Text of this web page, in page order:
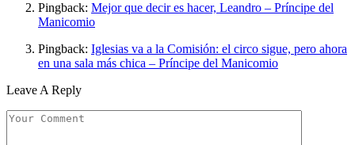
Pingback: Mejor que decir es hacer, Leandro – Príncipe del
Manicomio
Pingback: Iglesias va a la Comisión: el circo sigue, pero ahora
en una sala más chica – Príncipe del Manicomio
Leave A Reply